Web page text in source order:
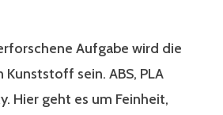
Aufgabe wird die
Kunststoff sein. ABS, PLA
Hier geht es um Feinheit,